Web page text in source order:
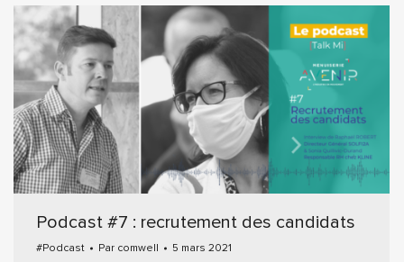
Podcast #7 : recrutement des candidats
#Podcast Par comwell 5 mars 2021